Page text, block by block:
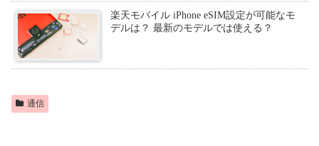
楽天モバイル iPhone eSIM設定が可能なモ
デルは？ 最新のモデルでは使える？
通信